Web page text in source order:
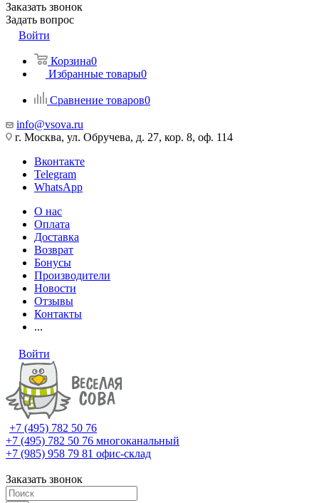
Заказать звонок
Задать вопрос
Войти
Корзина0
Избранные товары0
Сравнение товаров0
info@vsova.ru
г. Москва, ул. Обручева, д. 27, кор. 8, оф. 114
Вконтакте
Telegram
WhatsApp
О нас
Оплата
Доставка
Возврат
Бонусы
Производители
Новости
Отзывы
Контакты
...
Войти
+7 (495) 782 50 76
+7 (495) 782 50 76 многоканальный
+7 (985) 958 79 81 офис-склад
Заказать звонок